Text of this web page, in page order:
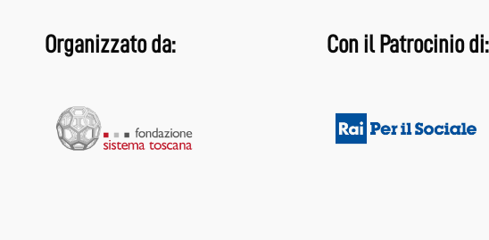
Organizzato da: Con il Patrocinio di: